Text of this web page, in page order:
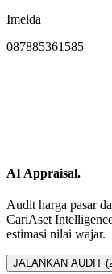
Imelda
087885361585
AI Appraisal.
Audit harga pasar
CariAset
estimasi nilai wajar.
JALANKAN AUDIT